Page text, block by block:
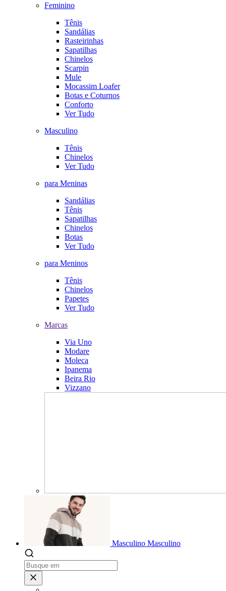
Feminino
Tênis
Sandálias
Rasteirinhas
Sapatilhas
Chinelos
Scarpin
Mule
Mocassim Loafer
Botas e Coturnos
Conforto
Ver Tudo
Masculino
Tênis
Chinelos
Ver Tudo
para Meninas
Sandálias
Tênis
Sapatilhas
Chinelos
Botas
Ver Tudo
para Meninos
Tênis
Chinelos
Papetes
Ver Tudo
Marcas
Via Uno
Modare
Moleca
Ipanema
Beira Rio
Vizzano
Masculino Masculino